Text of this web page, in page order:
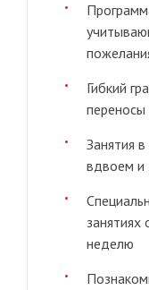
Гибкий
переносы
Занятия
вдвоем и
занятиях
неделю